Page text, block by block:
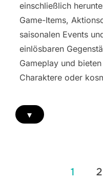
einschließlich
Game-Items,
saisonalen Events
einlösbaren
Gameplay und
Charaktere oder
▾
1 2